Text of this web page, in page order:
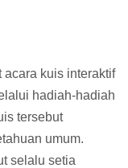
acara kuis interaktif
hadiah-hadiah
tersebut
umum.
selalu setia